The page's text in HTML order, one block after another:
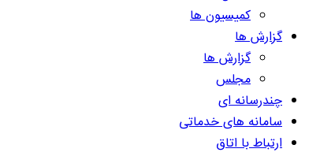
کمیسیون ها
گزارش ها
گزارش ها
مجلس
چندرسانه ای
سامانه های خدماتی
ارتباط با اتاق